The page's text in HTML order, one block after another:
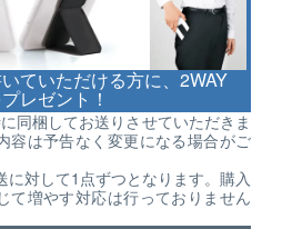
ていただける方に、2WAY
レゼント！
同梱してお送りさせていただきま
容は予告なく変更になる場合がご
に対して1点ずつとなります。購入
て増やす対応は行っておりません